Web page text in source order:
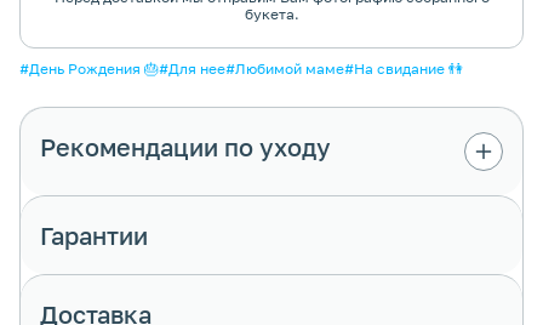
букета.
#День Рождения 🎂#Для нее#Любимой маме#На свидание 👫
Рекомендации по уходу
сортов найдётся на любой вкус и случай.
Долго живут, если правильно за ними
ухаживать.
1. Достань букет из аквапака и сними
Гарантии
Доставка